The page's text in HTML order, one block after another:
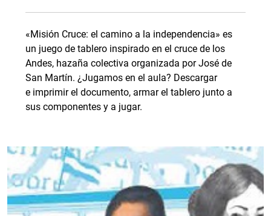
«Misión Cruce: el camino a la independencia» es
un juego de tablero inspirado en el cruce de los
Andes, hazaña colectiva organizada por José de
San Martín. ¿Jugamos en el aula? Descargar
e imprimir el documento, armar el tablero junto a
sus componentes y a jugar.